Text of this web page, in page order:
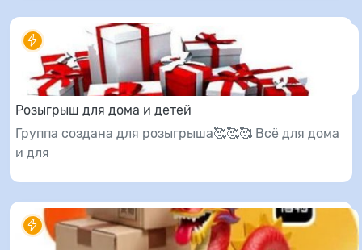
Розыгрыш для дома и детей
Группа создана для розыгрыша🥰🥰🥰 Всё для дома
и для